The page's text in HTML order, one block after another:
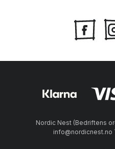
Nordic Nest (Bedriftens